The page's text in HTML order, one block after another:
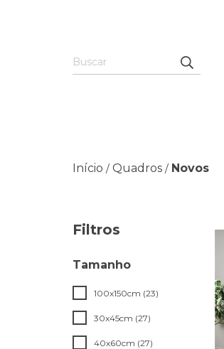
Início / Quadros / Novos
Filtros
Tamanho
100x150cm (23)
30x45cm (27)
40x60cm (27)